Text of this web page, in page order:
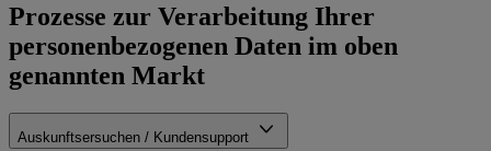
Prozesse zur Verarbeitung Ihrer
personenbezogenen Daten im oben
genannten Markt
Auskunftsersuchen / Kundensupport